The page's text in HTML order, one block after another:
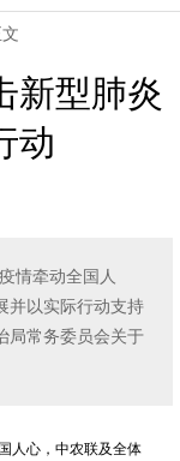
新型肺炎
动
情牵动全国人
并以实际行动支持
局常务委员会关于
人心，中农联及全体